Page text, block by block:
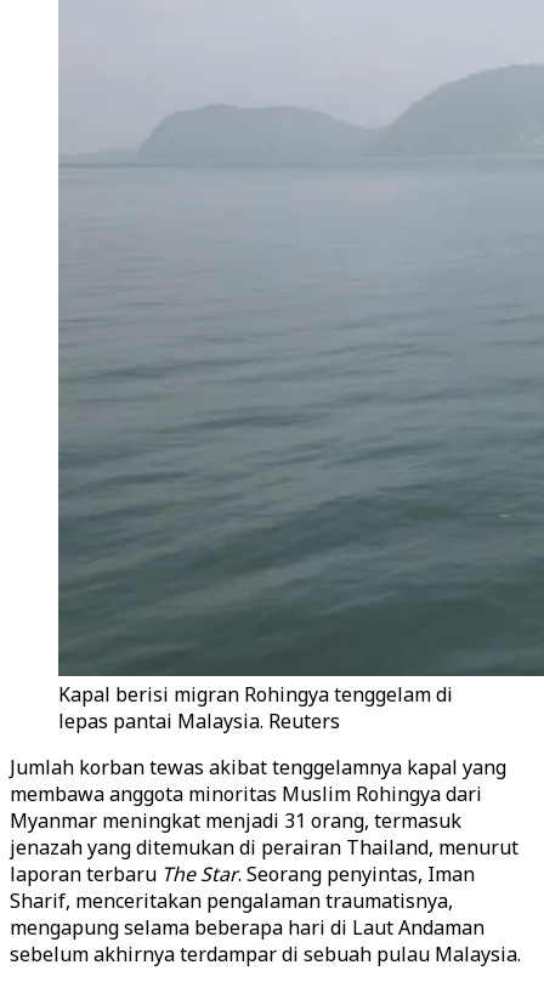
Kapal berisi migran Rohingya tenggelam di
lepas pantai Malaysia. Reuters
Jumlah korban tewas akibat tenggelamnya kapal yang
membawa anggota minoritas Muslim Rohingya dari
Myanmar meningkat menjadi 31 orang, termasuk
jenazah yang ditemukan di perairan Thailand, menurut
laporan terbaru The Star. Seorang penyintas, Iman
Sharif, menceritakan pengalaman traumatisnya,
mengapung selama beberapa hari di Laut Andaman
sebelum akhirnya terdampar di sebuah pulau Malaysia.